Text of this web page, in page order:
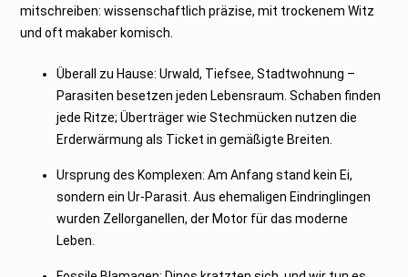
mitschreiben: wissenschaftlich präzise, mit trockenem Witz
und oft makaber komisch.
Überall zu Hause: Urwald, Tiefsee, Stadtwohnung –
Parasiten besetzen jeden Lebensraum. Schaben finden
jede Ritze; Überträger wie Stechmücken nutzen die
Erderwärmung als Ticket in gemäßigte Breiten.
Ursprung des Komplexen: Am Anfang stand kein Ei,
sondern ein Ur-Parasit. Aus ehemaligen Eindringlingen
wurden Zellorganellen, der Motor für das moderne
Leben.